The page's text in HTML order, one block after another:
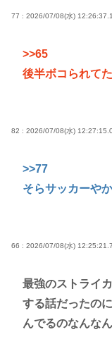
77 : 2026/07/08(水)
>>65
後半ボコられて
82 : 2026/07/08(水)
>>77
そらサッカーや
66 : 2026/07/08(水)
最強のストライ
する話だったの
んでるのなんなん